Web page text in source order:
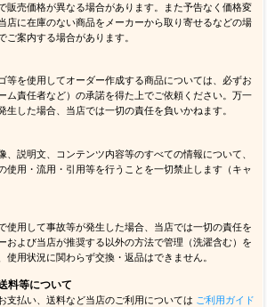
販売価格が異なる場合があります。また予告なく価格変
店に在庫のない商品をメーカーから取り寄せるなどの場
ご案内する場合があります。
等を使用してオーダー作成する商品については、必ずお
ム責任者など）の承諾を得た上でご依頼ください。万一
生した場合、当店では一切の責任を負いかねます。
、説明文、コンテンツ内容等のすべての情報について、
使用・流用・引用等を行うことを一切禁止します（キャ
使用して事故等が発生した場合、当店では一切の責任を
および当店が推奨する以外の方法で管理（洗濯含む）を
使用状況に関わらず交換・返品はできません。
料等について
支払い、送料など当店のご利用については ご利用ガイド